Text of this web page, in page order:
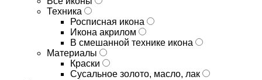
Техника
Росписная икона
Икона акрилом
В смешанной технике икона
Материалы
Краски
Сусальное золото, масло, лак